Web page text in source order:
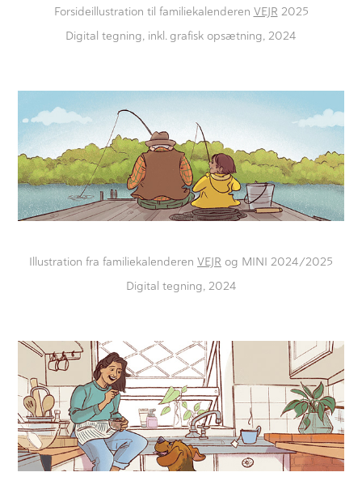
Forsideillustration til familiekalenderen VEJR 2025
Digital tegning, inkl. grafisk opsætning, 2024
Illustration fra familiekalenderen VEJR og MINI 2024/2025
Digital tegning, 2024